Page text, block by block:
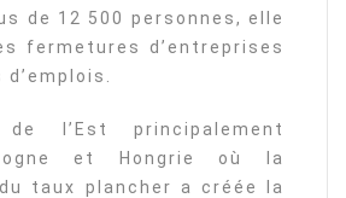
de 12 500 personnes, elle
fermetures d’entreprises
l’Est principalement
et Hongrie où la
taux plancher a créée la